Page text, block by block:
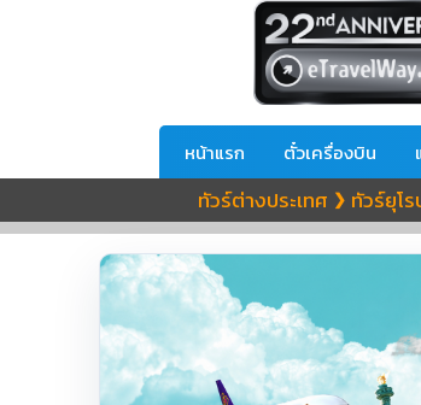
หน้าแรก ตั๋วเครื่องบิน
ทัวร์ต่างประเทศ ❯ ทัวร์ยุโ